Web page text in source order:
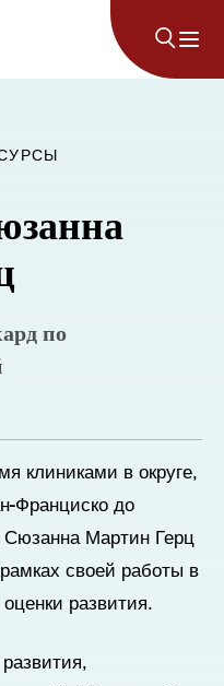
по
клиниками в округе,
Франциско до
Сюзанна Мартин Герц
своей работы в
развития.